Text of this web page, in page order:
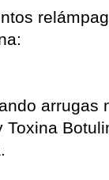
arrugas